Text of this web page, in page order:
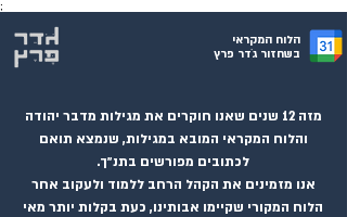
;
הלוח המקראי
בשחזור גֹדר פרץ
מזה 12 שנים שאנו חוקרים את מגילות מדבר יהודה
והלוח המקראי המובא במגילות, שנמצא תואם
לכתובים מפורשים בתנ״ך.
אנו מזמינים את הקהל הרחב ללמוד ולעקוב אחר
הלוח המקורי שקיימו אבותינו, כעת בקלות יותר מאי